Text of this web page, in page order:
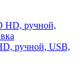
ручной, USB,